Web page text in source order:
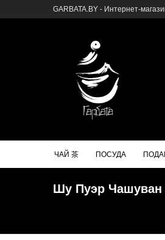
GARBATA.BY - Интернет-
ЧАЙ 茶 ПОСУДА
Шу Пуэр Чашуван